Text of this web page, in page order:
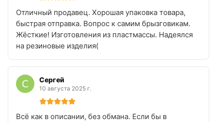
Отличный продавец. Хорошая упаковка товара,
быстрая отправка. Вопрос к самим брызговикам.
Жёсткие! Изготовления из пластмассы. Надеялся
на резиновые изделия(
Сергей
10 августа 2025 г.
Всё как в описании, без обмана. Если бы в